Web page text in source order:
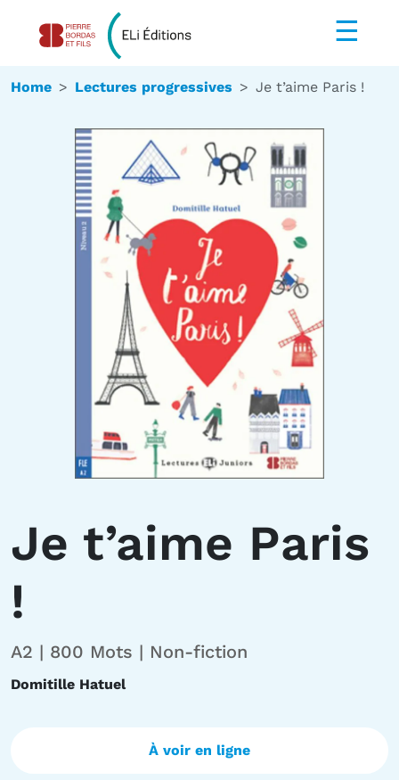
☰
Home Lectures progressives Je t’aime Paris !
Je t’aime Paris
!
A2 | 800 Mots | Non-fiction
Domitille Hatuel
À voir en ligne